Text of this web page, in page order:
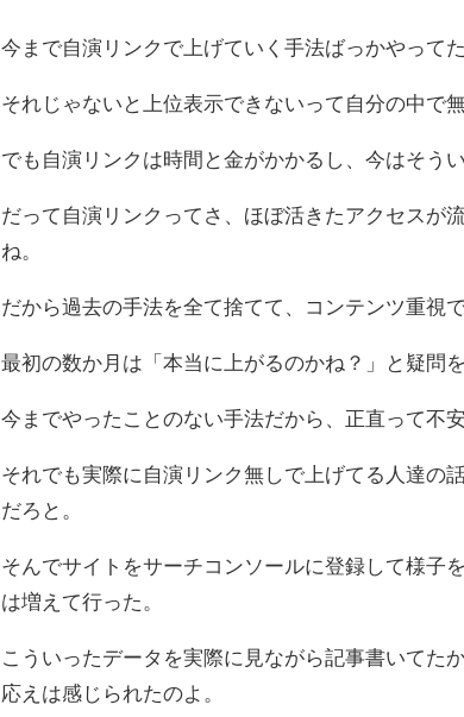
今まで自演リンクで上げていく手法ばっかやってた
それじゃないと上位表示できないって自分の中で
でも自演リンクは時間と金がかかるし、今はそう
だって自演リンクってさ、ほぼ活きたアクセスが
ね。
だから過去の手法を全て捨てて、コンテンツ重視
最初の数か月は「本当に上がるのかね？」と疑問
今までやったことのない手法だから、正直って不
それでも実際に自演リンク無しで上げてる人達の
だろと。
そんでサイトをサーチコンソールに登録して様子
は増えて行った。
こういったデータを実際に見ながら記事書いてた
応えは感じられたのよ。